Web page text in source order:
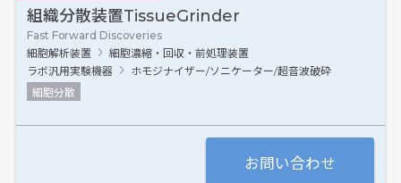
組織分散装置TissueGrinder
Fast Forward Discoveries
細胞解析装置
細胞濃縮・回収・前処理装置
ラボ汎用実験機器
ホモジナイザー/ソニケーター/超音波破砕
細胞分散
お問い合わせ